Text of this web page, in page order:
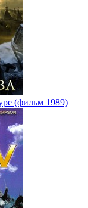
(фильм 1989)